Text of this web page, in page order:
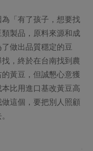
潔
品
「有了孩子，想要找
製品，原料來源和成
做出品質穩定的豆
，終於在台南找到農
黃豆，但誠懇心意獲
比用進口基改黃豆高
這個，要把別人照顧